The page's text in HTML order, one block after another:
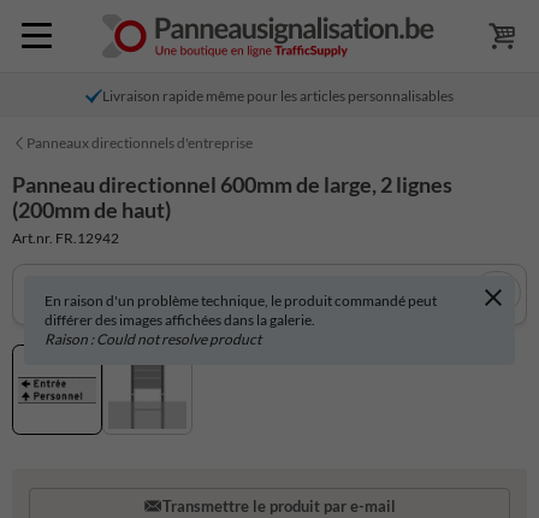
Livraison rapide même pour les articles personnalisables
Panneaux directionnels d'entreprise
Panneau directionnel 600mm de large, 2 lignes
(200mm de haut)
Art.nr. FR.12942
En raison d'un problème technique, le produit commandé peut
différer des images affichées dans la galerie.
Raison : Could not resolve product
Transmettre le produit par e-mail